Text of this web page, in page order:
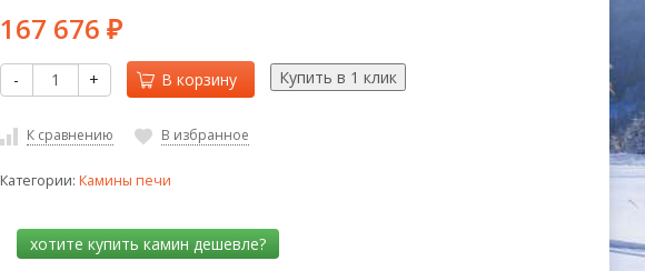
167 676 ₽
- + В корзину
К сравнению В избранное
Категории: Камины печи